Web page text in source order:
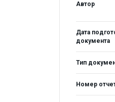
Автор
Дата
документа
Тип
Номер